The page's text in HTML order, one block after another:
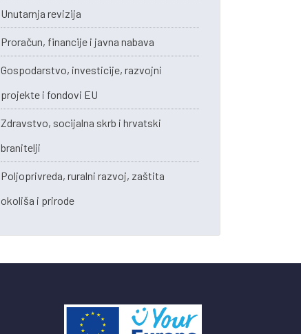
Unutarnja revizija
Proračun, financije i javna nabava
Gospodarstvo, investicije, razvojni
projekte i fondovi EU
Zdravstvo, socijalna skrb i hrvatski
branitelji
Poljoprivreda, ruralni razvoj, zaštita
okoliša i prirode